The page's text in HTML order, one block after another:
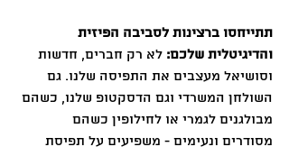
תתייחסו ברצינות לסביבה הפיזית
והדיגיטלית שלכם: לא רק חברים, חדשות
וסושיאל מעצבים את התפיסה שלנו. גם
השולחן המשרדי וגם הדסקטופ שלנו, כשהם
מבולגנים לגמרי או לחילופין כשהם
מסודרים ונעימים - משפיעים על תפיסת